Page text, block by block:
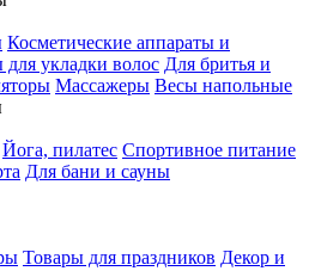
Косметические аппараты и
укладки волос Для бритья и
Массажеры Весы напольные
Йога, пилатес Спортивное питание
Для бани и сауны
Товары для праздников Декор и